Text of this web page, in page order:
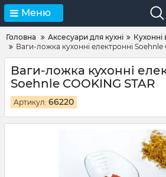
Меню
Головна Аксесуари для кухні
Кухонні
Ваги-ложка кухонні електронні Soehnle
Ваги-ложка кухонні
Soehnle COOKING STAR
Артикул: 66220